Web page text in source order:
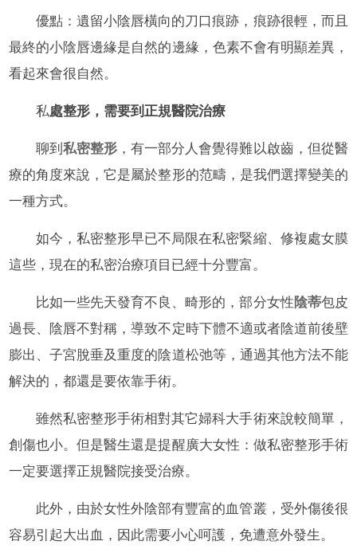
優點：遺留小陰唇橫向的刀口痕跡，痕跡很輕，而且
最終的小陰唇邊緣是自然的邊緣，色素不會有明顯差異，
看起來會很自然。
私處整形，需要到正規醫院治療
聊到 私密整形 ，有一部分人會覺得難以啟齒，但從醫
療的角度來說，它是屬於整形的范疇，是我們選擇變美的
一種方式。
如今，私密整形早已不局限在私密緊縮、修複處女膜
這些，現在的私密治療項目已經十分豐富。
比如一些先天發育不良、畸形的，部分女性陰蒂包皮
過長、陰唇不對稱，導致不定時下體不適或者陰道前後壁
膨出、子宮脫垂及重度的陰道松弛等，通過其他方法不能
解決的，都還是要依靠手術。
雖然私密整形手術相對其它婦科大手術來說較簡單，
創傷也小。但是醫生還是提醒廣大女性：做私密整形手術
一定要選擇正規醫院接受治療。
此外，由於女性外陰部有豐富的血管叢，受外傷後很
容易引起大出血，因此需要小心呵護，免遭意外發生。